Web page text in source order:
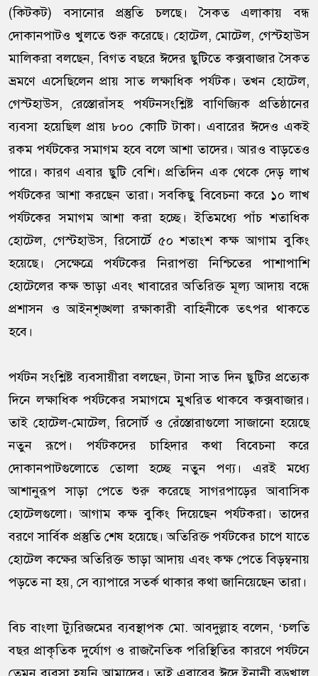
(কিটকট) বসানোর প্রস্তুতি চলছে। সৈকত এলাকায় বন্ধ
দোকানপাটও খুলতে শুরু করেছে। হোটেল, মোটেল, গেস্টহাউস
মালিকরা বলছেন, বিগত বছরে ঈদের ছুটিতে কক্সবাজার সৈকত
ভ্রমণে এসেছিলেন প্রায় সাত লক্ষাধিক পর্যটক। তখন হোটেল,
গেস্টহাউস, রেস্তোরাঁসহ পর্যটনসংশ্লিষ্ট বাণিজ্যিক প্রতিষ্ঠানের
ব্যবসা হয়েছিল প্রায় ৮০০ কোটি টাকা। এবারের ঈদেও একই
রকম পর্যটকের সমাগম হবে বলে আশা তাদের। আরও বাড়তেও
পারে। কারণ এবার ছুটি বেশি। প্রতিদিন এক থেকে দেড় লাখ
পর্যটকের আশা করছেন তারা। সবকিছু বিবেচনা করে ১০ লাখ
পর্যটকের সমাগম আশা করা হচ্ছে। ইতিমধ্যে পাঁচ শতাধিক
হোটেল, গেস্টহাউস, রিসোর্টে ৫০ শতাংশ কক্ষ আগাম বুকিং
হয়েছে। সেক্ষেত্রে পর্যটকের নিরাপত্তা নিশ্চিতের পাশাপাশি
হোটেলের কক্ষ ভাড়া এবং খাবারের অতিরিক্ত মূল্য আদায় বন্ধে
প্রশাসন ও আইনশৃঙ্খলা রক্ষাকারী বাহিনীকে তৎপর থাকতে
হবে।
পর্যটন সংশ্লিষ্ট ব্যবসায়ীরা বলছেন, টানা সাত দিন ছুটির প্রত্যেক
দিনে লক্ষাধিক পর্যটকের সমাগমে মুখরিত থাকবে কক্সবাজার।
তাই হোটেল-মোটেল, রিসোর্ট ও রেঁস্তোরাগুলো সাজানো হয়েছে
নতুন রূপে। পর্যটকদের চাহিদার কথা বিবেচনা করে
দোকানপাটগুলোতে তোলা হচ্ছে নতুন পণ্য। এরই মধ্যে
আশানুরূপ সাড়া পেতে শুরু করেছে সাগরপাড়ের আবাসিক
হোটেলগুলো। আগাম কক্ষ বুকিং দিয়েছেন পর্যটকরা। তাদের
বরণে সার্বিক প্রস্তুতি শেষ হয়েছে। অতিরিক্ত পর্যটকের চাপে যাতে
হোটেল কক্ষের অতিরিক্ত ভাড়া আদায় এবং কক্ষ পেতে বিড়ম্বনায়
পড়তে না হয়, সে ব্যাপারে সতর্ক থাকার কথা জানিয়েছেন তারা।
বিচ বাংলা ট্যুরিজমের ব্যবস্থাপক মো. আবদুল্লাহ বলেন, ‘চলতি
বছর প্রাকৃতিক দুর্যোগ ও রাজনৈতিক পরিস্থিতির কারণে পর্যটনে